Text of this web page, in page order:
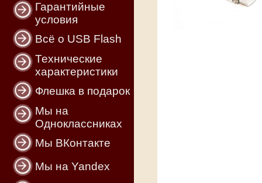
Гарантийные
условия
Всё о USB Flash
Технические
характеристики
Флешка в подарок
Мы на
Одноклассниках
Мы ВКонтакте
Мы на Yandex